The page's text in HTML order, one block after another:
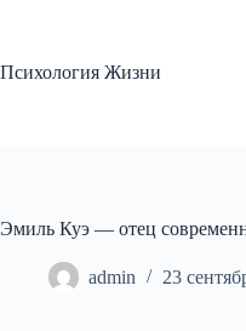
Психология Жизни
Эмиль Куэ — отец
admin 23